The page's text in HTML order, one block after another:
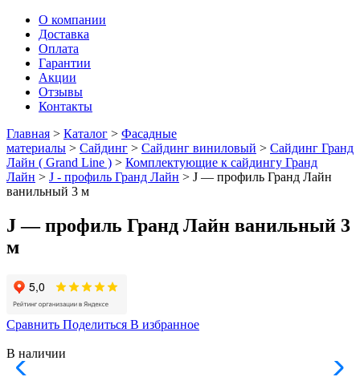
О компании
Доставка
Оплата
Гарантии
Акции
Отзывы
Контакты
Главная > Каталог > Фасадные
материалы > Сайдинг > Сайдинг виниловый > Сайдинг Гранд
Лайн ( Grand Line ) > Комплектующие к сайдингу Гранд
Лайн > J - профиль Гранд Лайн > J — профиль Гранд Лайн
ванильный 3 м
J — профиль Гранд Лайн ванильный 3
м
Сравнить Поделиться В избранное
В наличии